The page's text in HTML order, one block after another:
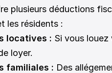
plusieurs déductions
les résidents :
locatives : Si vous
loyer.
familiales : Des